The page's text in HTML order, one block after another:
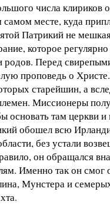
числа клириков
самом месте, куда
Патрикий не
которое
родов. Перед
проповедь о
старейшин, а
Миссионеры
основать там церкви
обошел всю
без устали
он обращался
Именно так он смог
Мунстера и